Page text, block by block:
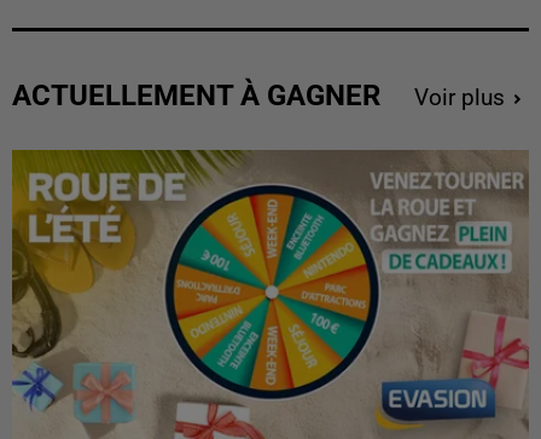
ACTUELLEMENT À GAGNER Voir plus